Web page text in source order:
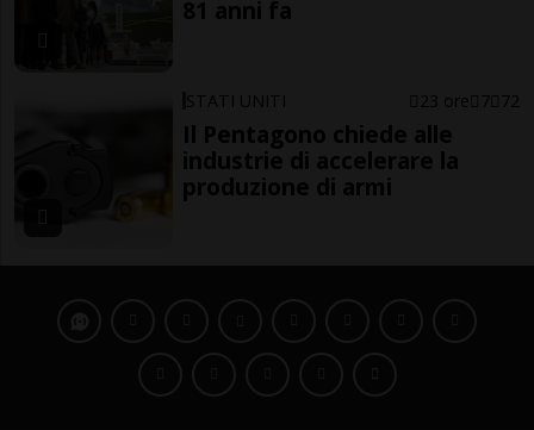
81 anni fa
STATI UNITI 23 ore 7 72
Il Pentagono chiede alle
industrie di accelerare la
produzione di armi